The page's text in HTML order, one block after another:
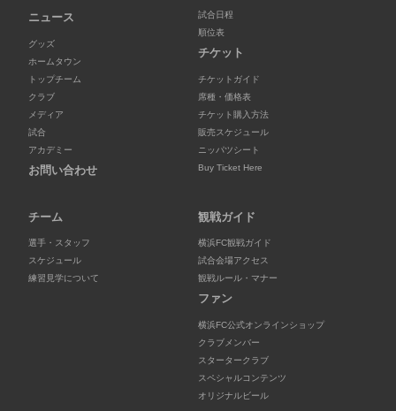
ニュース
グッズ
ホームタウン
トップチーム
クラブ
メディア
試合
アカデミー
お問い合わせ
試合日程
順位表
チケット
チケットガイド
席種・価格表
チケット購入方法
販売スケジュール
ニッパツシート
Buy Ticket Here
チーム
選手・スタッフ
スケジュール
練習見学について
観戦ガイド
横浜FC観戦ガイド
試合会場アクセス
観戦ルール・マナー
ファン
横浜FC公式オンラインショップ
クラブメンバー
スタータークラブ
スペシャルコンテンツ
オリジナルビール